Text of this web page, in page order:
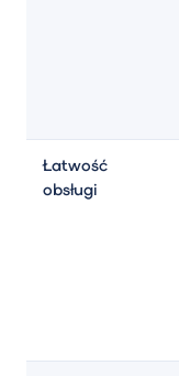
Łatwość
obsługi